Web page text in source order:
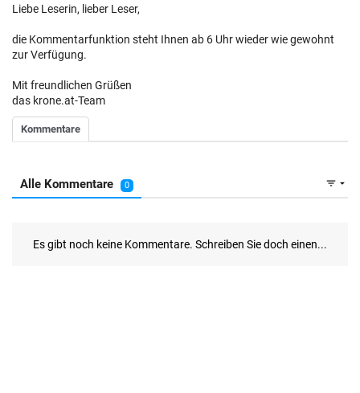
Liebe Leserin, lieber Leser,
die Kommentarfunktion steht Ihnen ab 6 Uhr wieder wie gewohnt
zur Verfügung.
Mit freundlichen Grüßen
das krone.at-Team